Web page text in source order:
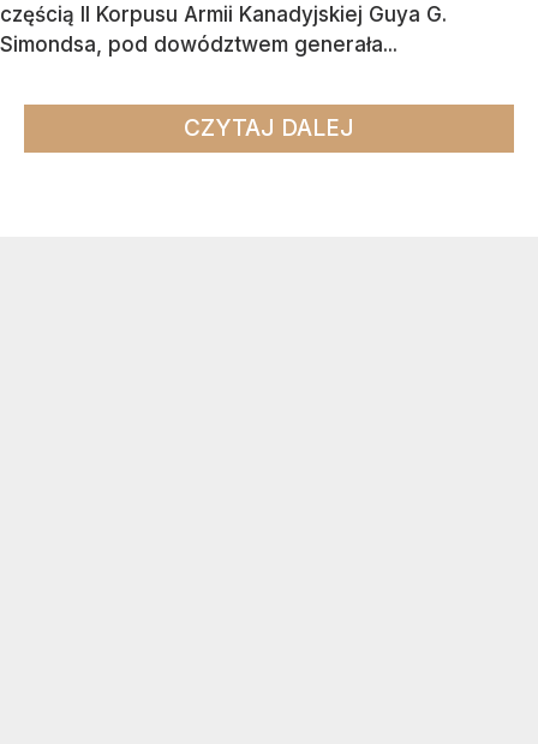
częścią II Korpusu Armii Kanadyjskiej Guya G.
Simondsa, pod dowództwem generała...
CZYTAJ DALEJ